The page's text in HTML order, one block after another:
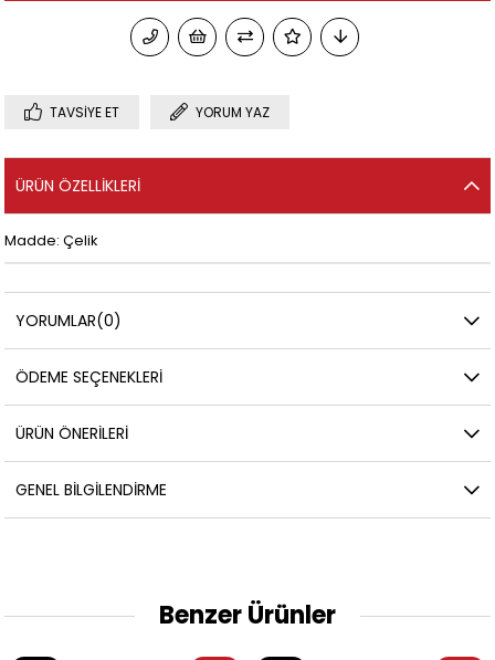
TAVSIYE ET YORUM YAZ
ÜRÜN ÖZELLIKLERI
Madde: Çelik
YORUMLAR(0)
ÖDEME SEÇENEKLERI
ÜRÜN ÖNERILERI
GENEL BILGILENDIRME
Benzer Ürünler